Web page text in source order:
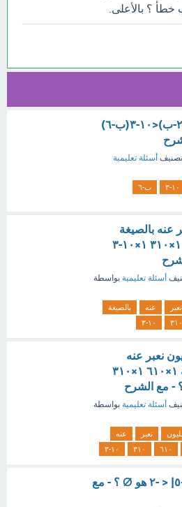
حل المتباينة ٣(٢-ب)<١٠-٣(ب-٦)
أسئلة تعليمية
١٠-٣ ب-٦
عنه بالصيغة
العلمية ١×٦١٠ ١×٣١٠ ١×١٠-٣
أسئلة تعليمية بواسطة
نعبر عنه
بالصيغة
٣١٠ ١٠-٣
نعبر عنه
بالصيغة العلمية ١×٦١٠ ١×٣١٠
أسئلة تعليمية بواسطة
نعبر
عنه
٦١٠ ٣١٠ ١٠-٣
حل المتباينة |أ+٥| < -٢ هو ∅ ؟ - مع